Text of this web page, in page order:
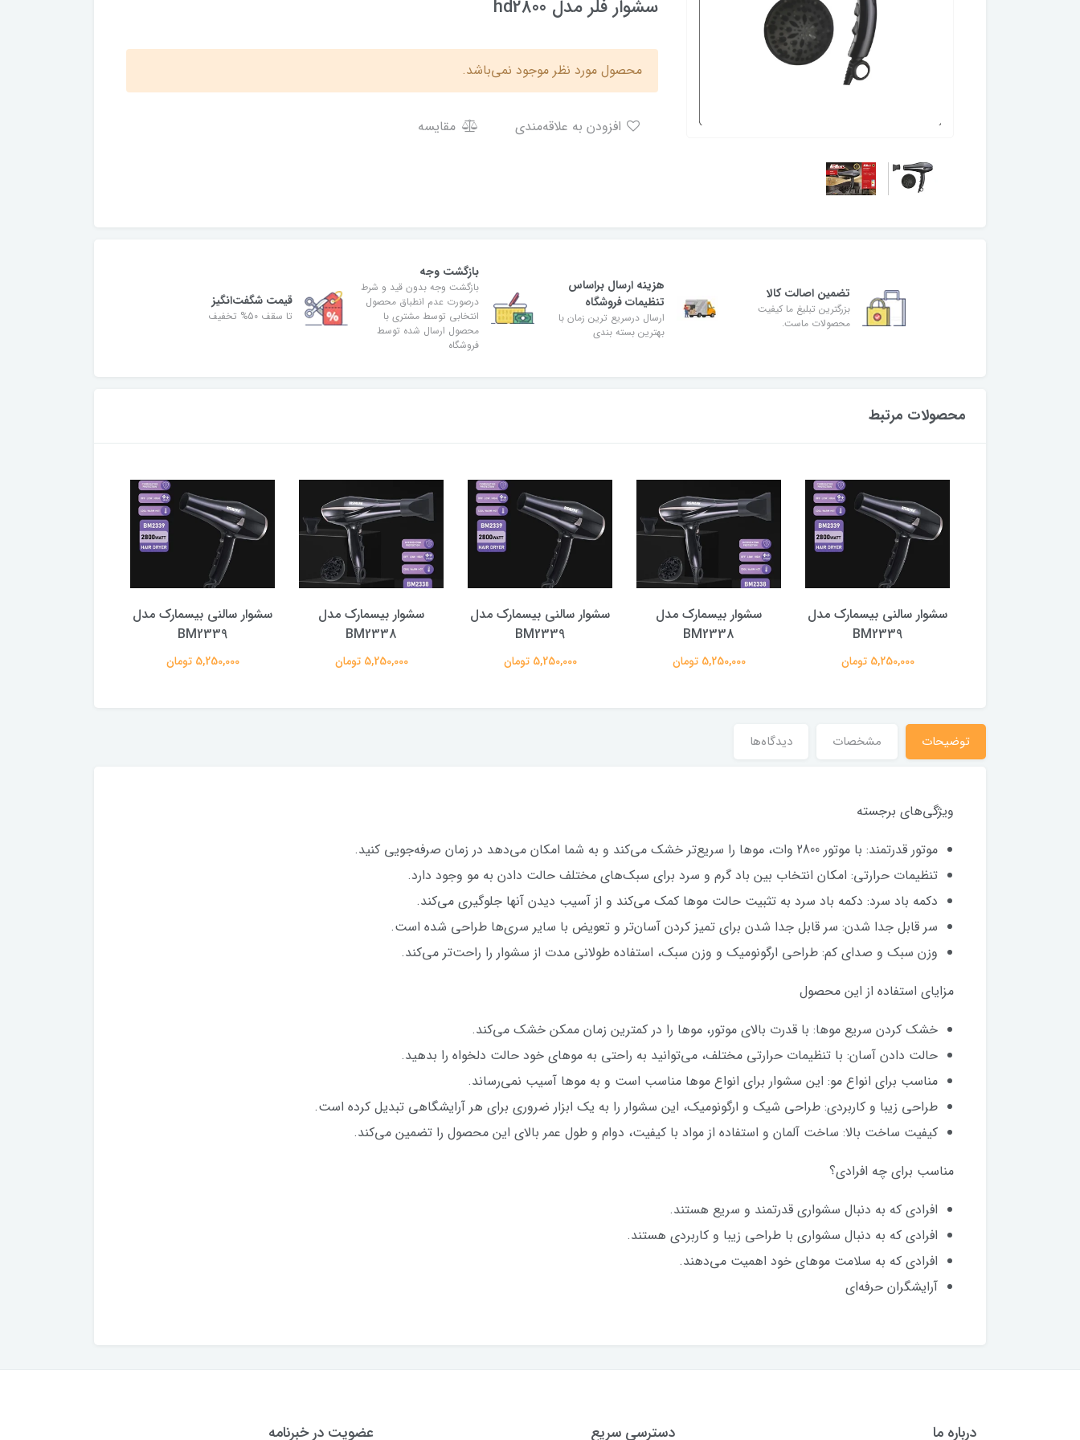
سشوار فلر مدل hd2800
محصول مورد نظر موجود نمی‌باشد.
مقایسه
تضمین اصالت کالا
بزرگترین تبلیغ ما کیفیت
محصولات ماست.
هزینه ارسال براساس
تنظیمات فروشگاه
ارسال درسریع ترین زمان با
بهترین بسته بندی
بازگشت وجه
بازگشت وجه بدون قید و شرط
درصورت عدم انطباق محصول
انتخابی توسط مشتری با
محصول ارسال شده توسط
فروشگاه
قیمت شگفت‌انگیز
تا سقف 50% تخفیف
محصولات مرتبط
سشوار سالنی بیسمارک مدل
BM2339
5,250,000 تومان
سشوار بیسمارک مدل
BM2338
5,250,000 تومان
سشوار سالنی بیسمارک مدل
BM2339
5,250,000 تومان
سشوار بیسمارک مدل
BM2338
5,250,000 تومان
سشوار سالنی بیسمارک مدل
BM2339
5,250,000 تومان
توضیحات مشخصات دیدگاه‌ها
ویژگی‌های برجسته
موتور قدرتمند: با موتور 2800 وات، موها را سریع‌تر خشک می‌کند و به شما امکان می‌دهد در زمان صرفه‌جویی کنید.
تنظیمات حرارتی: امکان انتخاب بین باد گرم و سرد برای سبک‌های مختلف حالت دادن به مو وجود دارد.
دکمه باد سرد: دکمه باد سرد به تثبیت حالت موها کمک می‌کند و از آسیب دیدن آنها جلوگیری می‌کند.
سر قابل جدا شدن: سر قابل جدا شدن برای تمیز کردن آسان‌تر و تعویض با سایر سری‌ها طراحی شده است.
وزن سبک و صدای کم: طراحی ارگونومیک و وزن سبک، استفاده طولانی مدت از سشوار را راحت‌تر می‌کند.
مزایای استفاده از این محصول
خشک کردن سریع موها: با قدرت بالای موتور، موها را در کمترین زمان ممکن خشک می‌کند.
حالت دادن آسان: با تنظیمات حرارتی مختلف، می‌توانید به راحتی به موهای خود حالت دلخواه را بدهید.
مناسب برای انواع مو: این سشوار برای انواع موها مناسب است و به موها آسیب نمی‌رساند.
طراحی زیبا و کاربردی: طراحی شیک و ارگونومیک، این سشوار را به یک ابزار ضروری برای هر آرایشگاهی تبدیل کرده است.
کیفیت ساخت بالا: ساخت آلمان و استفاده از مواد با کیفیت، دوام و طول عمر بالای این محصول را تضمین می‌کند.
مناسب برای چه افرادی؟
افرادی که به دنبال سشواری قدرتمند و سریع هستند.
افرادی که به دنبال سشواری با طراحی زیبا و کاربردی هستند.
افرادی که به سلامت موهای خود اهمیت می‌دهند.
آرایشگران حرفه‌ای
درباره ما دسترسی سریع عضویت در خبرنامه